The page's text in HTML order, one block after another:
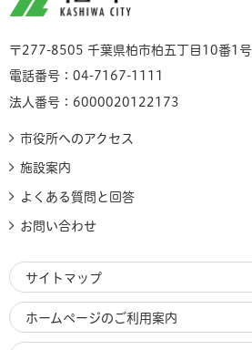
〒277-8505 千葉県柏市柏五丁目10番1号
電話番号：04-7167-1111
法人番号：6000020122173
市役所へのアクセス
施設案内
よくある質問と回答
お問い合わせ
サイトマップ
ホームページのご利用案内